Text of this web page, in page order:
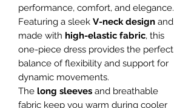
performance, comfort, and elegance.
Featuring a sleek V-neck design and
made with high-elastic fabric, this
one-piece dress provides the perfect
balance of flexibility and support for
dynamic movements.
The long sleeves and breathable
fabric keep you warm during cooler